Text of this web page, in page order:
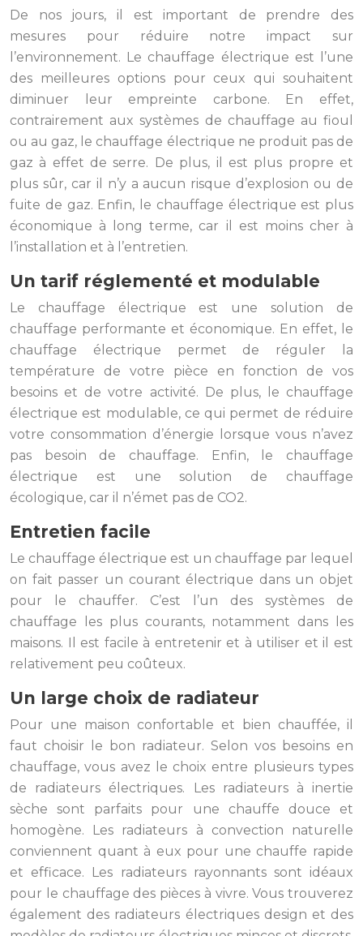
De nos jours, il est important de prendre des
mesures pour réduire notre impact sur
l’environnement. Le chauffage électrique est l’une
des meilleures options pour ceux qui souhaitent
diminuer leur empreinte carbone. En effet,
contrairement aux systèmes de chauffage au fioul
ou au gaz, le chauffage électrique ne produit pas de
gaz à effet de serre. De plus, il est plus propre et
plus sûr, car il n’y a aucun risque d’explosion ou de
fuite de gaz. Enfin, le chauffage électrique est plus
économique à long terme, car il est moins cher à
l’installation et à l’entretien.
Un tarif réglementé et modulable
Le chauffage électrique est une solution de
chauffage performante et économique. En effet, le
chauffage électrique permet de réguler la
température de votre pièce en fonction de vos
besoins et de votre activité. De plus, le chauffage
électrique est modulable, ce qui permet de réduire
votre consommation d’énergie lorsque vous n’avez
pas besoin de chauffage. Enfin, le chauffage
électrique est une solution de chauffage
écologique, car il n’émet pas de CO2.
Entretien facile
Le chauffage électrique est un chauffage par lequel
on fait passer un courant électrique dans un objet
pour le chauffer. C’est l’un des systèmes de
chauffage les plus courants, notamment dans les
maisons. Il est facile à entretenir et à utiliser et il est
relativement peu coûteux.
Un large choix de radiateur
Pour une maison confortable et bien chauffée, il
faut choisir le bon radiateur. Selon vos besoins en
chauffage, vous avez le choix entre plusieurs types
de radiateurs électriques. Les radiateurs à inertie
sèche sont parfaits pour une chauffe douce et
homogène. Les radiateurs à convection naturelle
conviennent quant à eux pour une chauffe rapide
et efficace. Les radiateurs rayonnants sont idéaux
pour le chauffage des pièces à vivre. Vous trouverez
également des radiateurs électriques design et des